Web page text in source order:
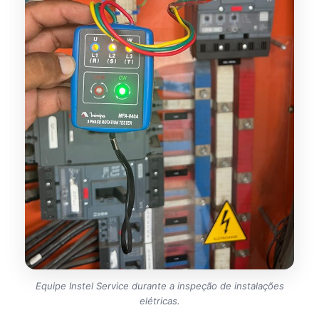
Equipe Instel Service durante a inspeção de instalações
elétricas.